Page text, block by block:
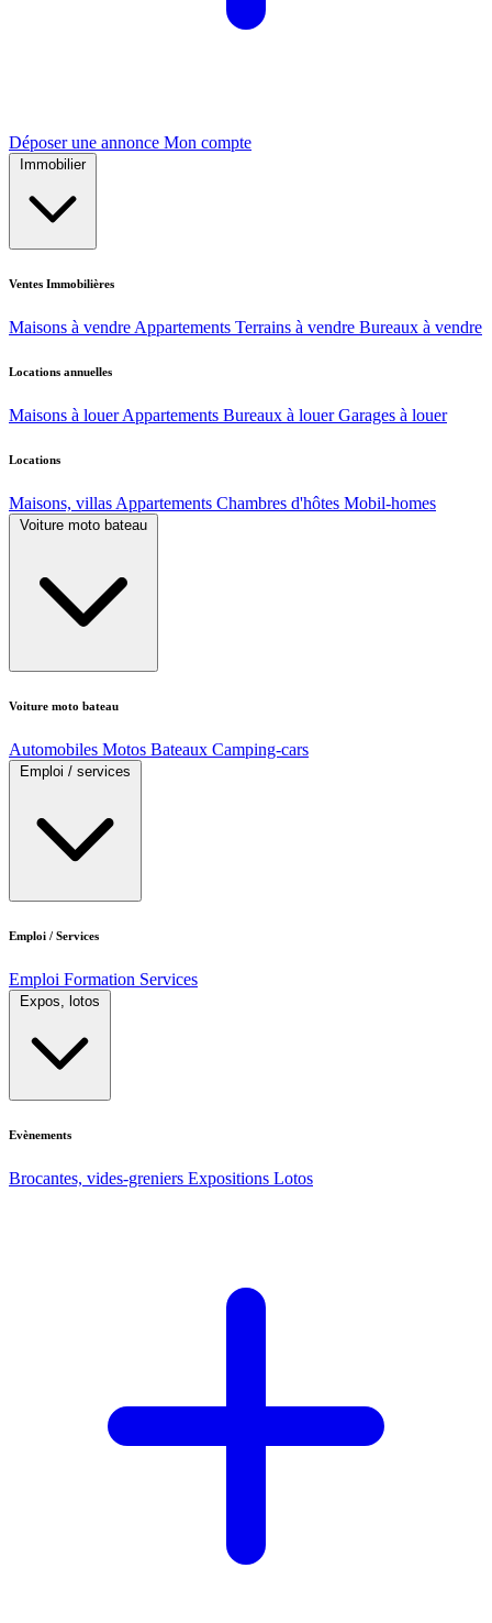
Déposer une annonce Mon compte
Immobilier
Ventes Immobilières
Maisons à vendre Appartements Terrains à vendre Bureaux à vendre
Locations annuelles
Maisons à louer Appartements Bureaux à louer Garages à louer
Locations
Maisons, villas Appartements Chambres d'hôtes Mobil-homes
Voiture moto bateau
Voiture moto bateau
Automobiles Motos Bateaux Camping-cars
Emploi / services
Emploi / Services
Emploi Formation Services
Expos, lotos
Evènements
Brocantes, vides-greniers Expositions Lotos